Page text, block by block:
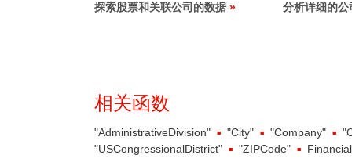
探索股票和关联公司的数据 分析详细的公
相关函数
"AdministrativeDivision" "City" "Company"
"USCongressionalDistrict"
"ZIPCode"